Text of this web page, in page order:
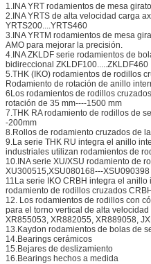
1.INA YRT rodamientos de mesa
2.INA YRTS de alta velocidad carga
YRTS200....YRTS460
3.INA YRTM rodamientos de mesa
AMO para mejorar la precisión.
4.INA ZKLDF serie rodamientos de
bidireccional ZKLDF100.....ZKLDF460
5.THK (IKO) rodamientos de rodillos
Rodamiento de rotación de anillo
6Los rodamientos de rodillos
rotación de 35 mm----1500 mm
7.THK RA rodamiento de rodillos de
-200mm
8.Rollos de rodamiento cruzados de
9.La serie THK RU integra el anillo
industriales utilizan rodamientos de
10.INA serie XU/XSU rodamiento de
XU300515,XSU080168---XSU090398
11La serie IKO CRBH integra el
rodamiento de rodillos cruzados
12. Los rodamientos de rodillos con
para el torno vertical de alta
XR855053, XR882055, XR889058,
13.Kaydon rodamientos de bolas de
14.Bearings cerámicos
15.Bejares de deslizamiento
16.Bearings hechos a medida